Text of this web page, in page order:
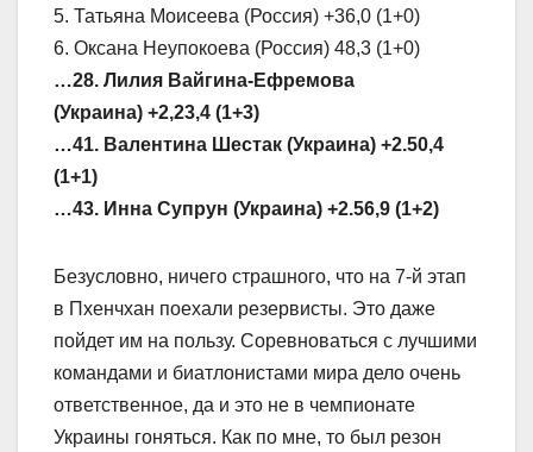
5. Татьяна Моисеева (Россия) +36,0 (1+0)
6. Оксана Неупокоева (Россия) 48,3 (1+0)
…28. Лилия Вайгина-Ефремова
(Украина) +2,23,4 (1+3)
…41. Валентина Шестак (Украина) +2.50,4
(1+1)
…43. Инна Супрун (Украина) +2.56,9 (1+2)
Безусловно, ничего страшного, что на 7-й этап
в Пхенчхан поехали резервисты. Это даже
пойдет им на пользу. Соревноваться с лучшими
командами и биатлонистами мира дело очень
ответственное, да и это не в чемпионате
Украины гоняться. Как по мне, то был резон